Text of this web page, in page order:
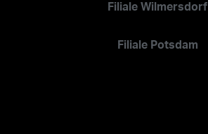
Filiale Wilmersdorf
Filiale Potsdam